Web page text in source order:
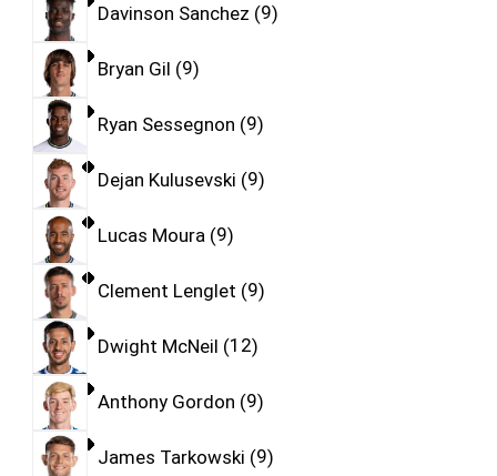
Davinson Sanchez 9
Bryan Gil 9
Ryan Sessegnon 9
Dejan Kulusevski 9
Lucas Moura 9
Clement Lenglet 9
Dwight McNeil 12
Anthony Gordon 9
James Tarkowski 9